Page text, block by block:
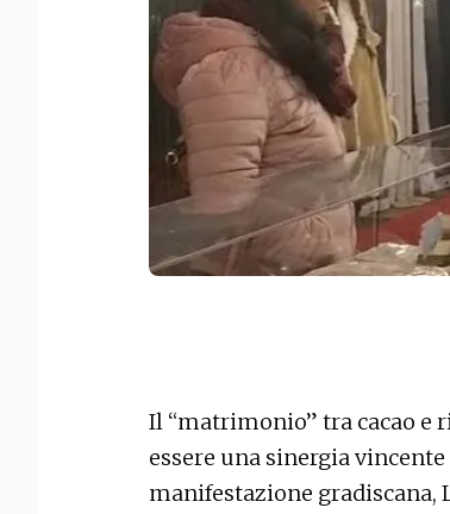
Il “matrimonio” tra cacao e
essere una sinergia
manifestazione gradiscana,